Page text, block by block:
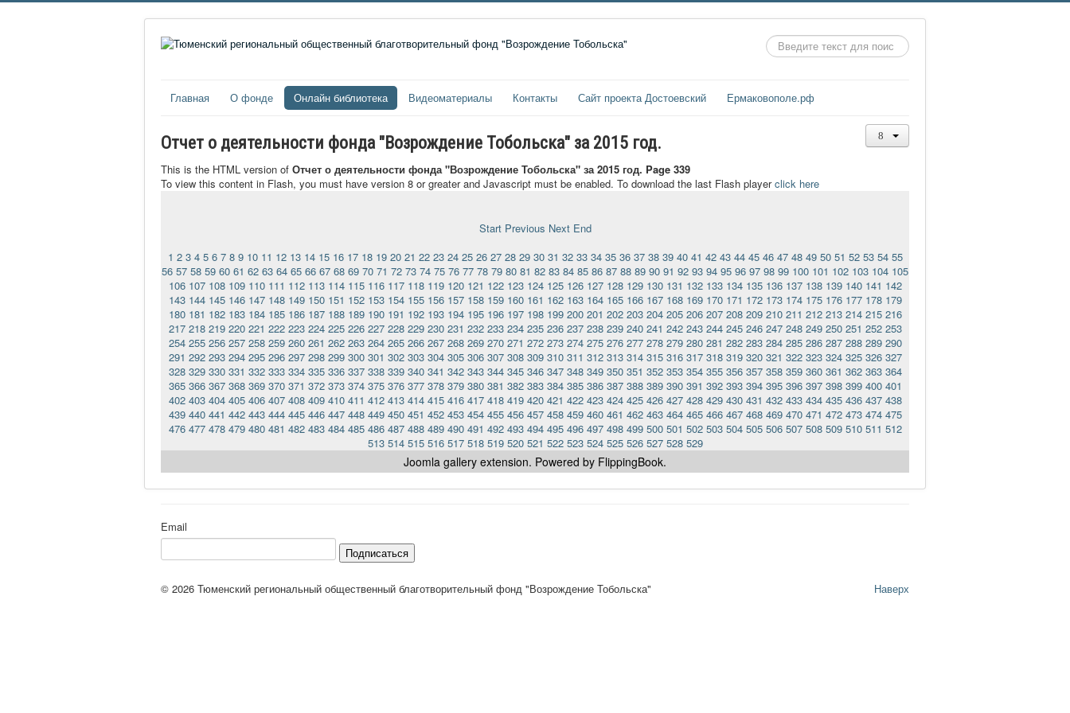
Искать...
Главная О фонде Онлайн библиотека Видеоматериалы Контакты Сайт проекта Достоевский Ермаковополе.рф
Отчет о деятельности фонда "Возрождение Тобольска" за 2015 год.
This is the HTML version of Отчет о деятельности фонда "Возрождение Тобольска" за 2015 год. Page 339
To view this content in Flash, you must have version 8 or greater and Javascript must be enabled. To download the last Flash playerclick here
Start Previous Next End
1 2 3 4 5 6 7 8 9 10 11 12 13 14 15 16 17 18 19 20 21 22 23 24 25 26 27 28 29 30 31 32 33 34 35 36 37 38 39 40 41 42 43 44 45 46 47 48 49 50 51 52 53 54 55
56 57 58 59 60 61 62 63 64 65 66 67 68 69 70 71 72 73 74 75 76 77 78 79 80 81 82 83 84 85 86 87 88 89 90 91 92 93 94 95 96 97 98 99 100 101 102 103 104 105
106 107 108 109 110 111 112 113 114 115 116 117 118 119 120 121 122 123 124 125 126 127 128 129 130 131 132 133 134 135 136 137 138 139 140 141 142
143 144 145 146 147 148 149 150 151 152 153 154 155 156 157 158 159 160 161 162 163 164 165 166 167 168 169 170 171 172 173 174 175 176 177 178 179
180 181 182 183 184 185 186 187 188 189 190 191 192 193 194 195 196 197 198 199 200 201 202 203 204 205 206 207 208 209 210 211 212 213 214 215 216
217 218 219 220 221 222 223 224 225 226 227 228 229 230 231 232 233 234 235 236 237 238 239 240 241 242 243 244 245 246 247 248 249 250 251 252 253
254 255 256 257 258 259 260 261 262 263 264 265 266 267 268 269 270 271 272 273 274 275 276 277 278 279 280 281 282 283 284 285 286 287 288 289 290
291 292 293 294 295 296 297 298 299 300 301 302 303 304 305 306 307 308 309 310 311 312 313 314 315 316 317 318 319 320 321 322 323 324 325 326 327
328 329 330 331 332 333 334 335 336 337 338 339 340 341 342 343 344 345 346 347 348 349 350 351 352 353 354 355 356 357 358 359 360 361 362 363 364
365 366 367 368 369 370 371 372 373 374 375 376 377 378 379 380 381 382 383 384 385 386 387 388 389 390 391 392 393 394 395 396 397 398 399 400 401
402 403 404 405 406 407 408 409 410 411 412 413 414 415 416 417 418 419 420 421 422 423 424 425 426 427 428 429 430 431 432 433 434 435 436 437 438
439 440 441 442 443 444 445 446 447 448 449 450 451 452 453 454 455 456 457 458 459 460 461 462 463 464 465 466 467 468 469 470 471 472 473 474 475
476 477 478 479 480 481 482 483 484 485 486 487 488 489 490 491 492 493 494 495 496 497 498 499 500 501 502 503 504 505 506 507 508 509 510 511 512
513 514 515 516 517 518 519 520 521 522 523 524 525 526 527 528 529
Joomla gallery extension. Powered by FlippingBook.
Email
Подписаться
Наверх
© 2026 Тюменский региональный общественный благотворительный фонд "Возрождение Тобольска"